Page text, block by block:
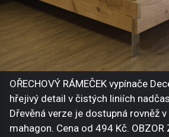
OŘECHOVÝ RÁMEČEK vypínače
hřejivý detail v čistých liniích
Dřevěná verze je dostupná rovněž
mahagon. Cena od 494 Kč.